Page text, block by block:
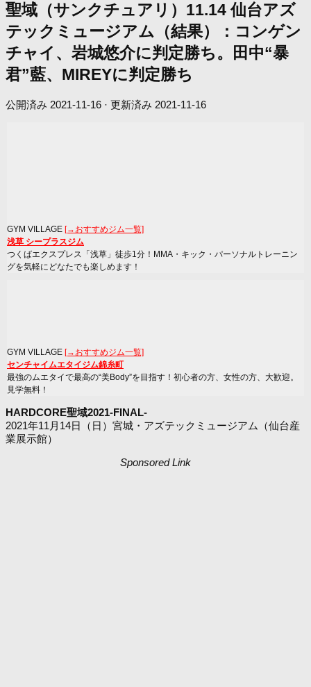
聖域（サンクチュアリ）11.14 仙台アズ
テックミュージアム（結果）：コンゲン
チャイ、岩城悠介に判定勝ち。田中“暴
君”藍、MIREYに判定勝ち
公開済み 2021-11-16 · 更新済み 2021-11-16
GYM VILLAGE [→おすすめジム一覧]
浅草 シープラスジム
つくばエクスプレス「浅草」徒歩1分！MMA・キック・パーソナルトレーニン
グを気軽にどなたでも楽しめます！
GYM VILLAGE [→おすすめジム一覧]
センチャイムエタイジム錦糸町
最強のムエタイで最高の“美Body”を目指す！初心者の方、女性の方、大歓迎。
見学無料！
HARDCORE聖域2021‐FINAL‐
2021年11月14日（日）宮城・アズテックミュージアム（仙台産
業展示館）
Sponsored Link